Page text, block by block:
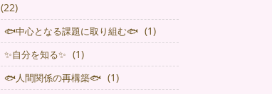
(22)
🐟中心となる課題に取り組む🐟 (1)
✨自分を知る✨ (1)
🐟人間関係の再構築🐟 (1)